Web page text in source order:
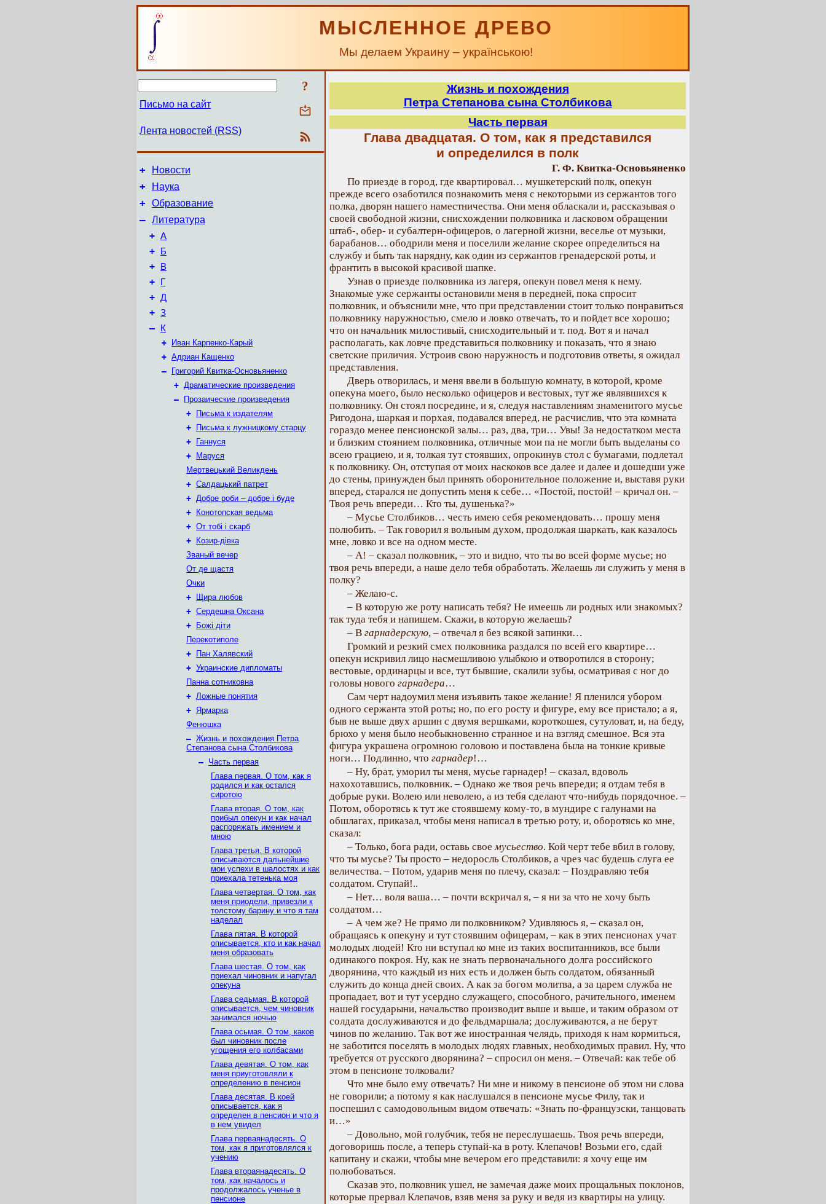
МЫСЛЕННОЕ ДРЕВО
Мы делаем Украину – українською!
?
Письмо на сайт
Лента новостей (RSS)
+ Новости
+ Наука
+ Образование
– Литература
+ А
+ Б
+ В
+ Г
+ Д
+ З
– К
+
Иван Карпенко-Карый
+ Адриан Кащенко
–
Григорий Квитка-Основьяненко
+ Драматические произведения
–
Прозаические произведения
+
Письма к издателям
+
Письма к лужницкому старцу
+
Ганнуся
+
Маруся
Мертвецький Великдень
+ Салдацький патрет
+ Добре роби – добре і буде
+
Конотопская ведьма
+ От тобі і скарб
+
Козир-дівка
Званый вечер
От де щастя
Очки
+
Щира любов
+ Сердешна Оксана
+
Божі діти
Перекотиполе
+
Пан Халявский
+ Украинские дипломаты
Панна сотниковна
+ Ложные понятия
+ Ярмарка
Фенюшка
– Жизнь и похождения Петра
Степанова сына Столбикова
– Часть первая
Глава первая. О том, как я
родился и как остался
сиротою
Глава вторая. О том, как
прибыл опекун и как начал
распоряжать имением и
мною
Глава третья. В которой
описываются дальнейшие
мои успехи в шалостях и как
приехала тетенька моя
Глава четвертая. О том, как
меня приодели, привезли к
толстому барину и что я там
наделал
Глава пятая. В которой
описывается, кто и как начал
меня образовать
Глава шестая. О том, как
приехал чиновник и напугал
опекуна
Глава седьмая. В которой
описывается, чем чиновник
занимался ночью
Глава осьмая. О том, каков
был чиновник после
угощения его колбасами
Глава девятая. О том, как
меня приуготовляли к
определению в пенсион
Глава десятая. В коей
описывается, как я
определен в пенсион и что я
в нем увидел
Глава перваянадесять. О
том, как я приготовлялся к
учению
Глава втораянадесять. О
том, как началось и
продолжалось ученье в
пенсионе
Жизнь и похождения
Петра Степанова сына Столбикова
Часть первая
Глава двадцатая. О том, как я представился
и определился в полк
Г. Ф. Квитка-Основьяненко
По приезде в город, где квартировал… мушкетерский полк, опекун
прежде всего озаботился познакомить меня с некоторыми из сержантов того
полка, дворян нашего наместничества. Они меня обласкали и, рассказывая о
своей свободной жизни, снисхождении полковника и ласковом обращении
штаб-, обер- и субалтерн-офицеров, о лагерной жизни, веселье от музыки,
барабанов… ободрили меня и поселили желание скорее определиться на
службу и быть так нарядну, как один из сержантов гренадерской роты, и
франтить в высокой красивой шапке.
Узнав о приезде полковника из лагеря, опекун повел меня к нему.
Знакомые уже сержанты остановили меня в передней, пока спросит
полковник, и объяснили мне, что при представлении стоит только понравиться
полковнику наружностью, смело и ловко отвечать, то и пойдет все хорошо;
что он начальник милостивый, снисходительный и т. под. Вот я и начал
располагать, как ловче представиться полковнику и показать, что я знаю
светские приличия. Устроив свою наружность и подготовив ответы, я ожидал
представления.
Дверь отворилась, и меня ввели в большую комнату, в которой, кроме
опекуна моего, было несколько офицеров и вестовых, тут же являвшихся к
полковнику. Он стоял посредине, и я, следуя наставлениям знаменитого мусье
Ригодона, шаркая и порхая, подавался вперед, не расчислив, что эта комната
гораздо менее пенсионской залы… раз, два, три… Увы! За недостатком места
и близким стоянием полковника, отличные мои па не могли быть выделаны со
всею грациею, и я, толкая тут стоявших, опрокинув стол с бумагами, подлетал
к полковнику. Он, отступая от моих наскоков все далее и далее и дошедши уже
до стены, принужден был принять оборонительное положение и, выставя руки
вперед, старался не допустить меня к себе… «Постой, постой! – кричал он. –
Твоя речь впереди… Кто ты, душенька?»
– Мусье Столбиков… честь имею себя рекомендовать… прошу меня
полюбить. – Так говорил я вольным духом, продолжая шаркать, как казалось
мне, ловко и все на одном месте.
– А! – сказал полковник, – это и видно, что ты во всей форме мусье; но
твоя речь впереди, а наше дело тебя обработать. Желаешь ли служить у меня в
полку?
– Желаю-с.
– В которую же роту написать тебя? Не имеешь ли родных или знакомых?
так туда тебя и напишем. Скажи, в которую желаешь?
– В гарнадерскую, – отвечал я без всякой запинки…
Громкий и резкий смех полковника раздался по всей его квартире…
опекун искривил лицо насмешливою улыбкою и отворотился в сторону;
вестовые, ординарцы и все, тут бывшие, скалили зубы, осматривая с ног до
головы нового гарнадера…
Сам черт надоумил меня изъявить такое желание! Я пленился убором
одного сержанта этой роты; но, по его росту и фигуре, ему все пристало; а я,
быв не выше двух аршин с двумя вершками, короткошея, сутуловат, и, на беду,
брюхо у меня было необыкновенно странное и на взгляд смешное. Вся эта
фигура украшена огромною головою и поставлена была на тонкие кривые
ноги… Подлинно, что гарнадер!…
– Ну, брат, уморил ты меня, мусье гарнадер! – сказал, вдоволь
нахохотавшись, полковник. – Однако же твоя речь впереди; я отдам тебя в
добрые руки. Волею или неволею, а из тебя сделают что-нибудь порядочное. –
Потом, оборотясь к тут же стоявшему кому-то, в мундире с галунами на
обшлагах, приказал, чтобы меня написал в третью роту, и, оборотясь ко мне,
сказал:
– Только, бога ради, оставь своемусьество. Кой черт тебе вбил в голову,
что ты мусье? Ты просто – недоросль Столбиков, а чрез час будешь слуга ее
величества. – Потом, ударив меня по плечу, сказал: – Поздравляю тебя
солдатом. Ступай!..
– Нет… воля ваша… – почти вскричал я, – я ни за что не хочу быть
солдатом…
– А чем же? Не прямо ли полковником? Удивляюсь я, – сказал он,
обращаясь к опекуну и тут стоявшим офицерам, – как в этих пенсионах учат
молодых людей! Кто ни вступал ко мне из таких воспитанников, все были
одинакого покроя. Ну, как не знать первоначального долга российского
дворянина, что каждый из них есть и должен быть солдатом, обязанный
служить до конца дней своих. А как за богом молитва, а за царем служба не
пропадает, вот и тут усердно служащего, способного, рачительного, именем
нашей государыни, начальство производит выше и выше, и таким образом от
солдата дослуживаются и до фельдмаршала; дослуживаются, а не берут
чинов по желанию. Так вот же иностранная челядь, приходя к нам кормиться,
не заботится поселять в молодых людях главных, необходимых правил. Ну, что
требуется от русского дворянина? – спросил он меня. – Отвечай: как тебе об
этом в пенсионе толковали?
Что мне было ему отвечать? Ни мне и никому в пенсионе об этом ни слова
не говорили; а потому я как наслушался в пенсионе мусье Филу, так и
поспешил с самодовольным видом отвечать: «Знать по-французски, танцовать
и…»
– Довольно, мой голубчик, тебя не переслушаешь. Твоя речь впереди,
договоришь после, а теперь ступай-ка в роту. Клепачов! Возьми его, сдай
капитану и скажи, чтобы мне вечером его представили: я хочу еще им
полюбоваться.
Сказав это, полковник ушел, не замечая даже моих прощальных поклонов,
которые прервал Клепачов, взяв меня за руку и ведя из квартиры на улицу.